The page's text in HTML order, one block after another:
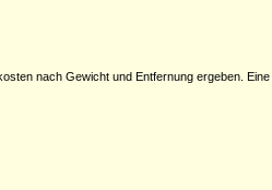
nach Gewicht und Entfernung ergeben.